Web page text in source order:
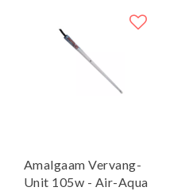
Amalgaam Vervang-
Unit 105w - Air-Aqua